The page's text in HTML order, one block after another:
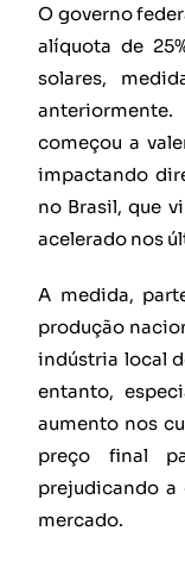
O governo
alíquota de
solares,
começou a
impactando
no Brasil, que
acelerado nos
A medida,
produção
indústria local
entanto,
aumento nos
preço final
prejudicando a
mercado.